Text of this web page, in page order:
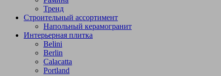
Тренд
Строительный ассортимент
Напольный керамогранит
Интерьерная плитка
Belini
Berlin
Calacatta
Portland